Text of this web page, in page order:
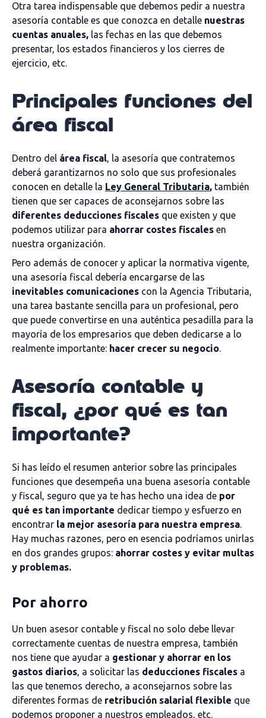
Otra tarea indispensable que debemos pedir a nuestra
asesoría contable es que conozca en detalle nuestras
cuentas anuales, las fechas en las que debemos
presentar, los estados financieros y los cierres de
ejercicio, etc.
Principales funciones del
área fiscal
Dentro del área fiscal, la asesoría que contratemos
deberá garantizarnos no solo que sus profesionales
conocen en detalle la Ley General Tributaria, también
tienen que ser capaces de aconsejarnos sobre las
diferentes deducciones fiscales que existen y que
podemos utilizar para ahorrar costes fiscales en
nuestra organización.
Pero además de conocer y aplicar la normativa vigente,
una asesoría fiscal debería encargarse de las
inevitables comunicaciones con la Agencia Tributaria,
una tarea bastante sencilla para un profesional, pero
que puede convertirse en una auténtica pesadilla para la
mayoría de los empresarios que deben dedicarse a lo
realmente importante: hacer crecer su negocio.
Asesoría contable y
fiscal, ¿por qué es tan
importante?
Si has leído el resumen anterior sobre las principales
funciones que desempeña una buena asesoría contable
y fiscal, seguro que ya te has hecho una idea de por
qué es tan importante dedicar tiempo y esfuerzo en
encontrar la mejor asesoría para nuestra empresa.
Hay muchas razones, pero en esencia podríamos unirlas
en dos grandes grupos: ahorrar costes y evitar multas
y problemas.
Por ahorro
Un buen asesor contable y fiscal no solo debe llevar
correctamente cuentas de nuestra empresa, también
nos tiene que ayudar a gestionar y ahorrar en los
gastos diarios, a solicitar las deducciones fiscales a
las que tenemos derecho, a aconsejarnos sobre las
diferentes formas de retribución salarial flexible que
podemos proponer a nuestros empleados, etc.